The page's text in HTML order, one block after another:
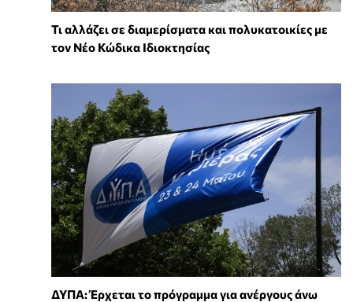
Τι αλλάζει σε διαμερίσματα και πολυκατοικίες με
τον Νέο Κώδικα Ιδιοκτησίας
ΔΥΠΑ: Έρχεται το πρόγραμμα για ανέργους άνω